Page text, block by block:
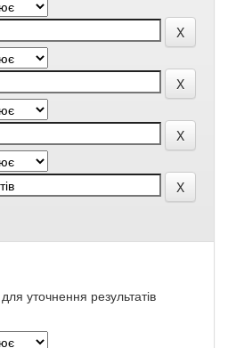
уточнення результатів